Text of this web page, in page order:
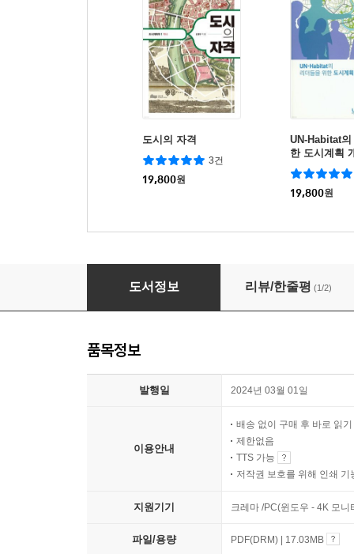
도시의 자격
3건
19,800원
UN-Habitat
한 도시계획
19,800원
도시의 비움
도서정보 리뷰/한줄평 (1/2)
품목정보
발행일 2024년 03월 01일
이용안내
배송 없이 구매 후 바로 읽기
제한없음
TTS 가능
저작권 보호를 위해 인쇄 기
지원기기 크레마 /PC(윈도우 - 4K 모
파일/용량 PDF(DRM) | 17.03MB